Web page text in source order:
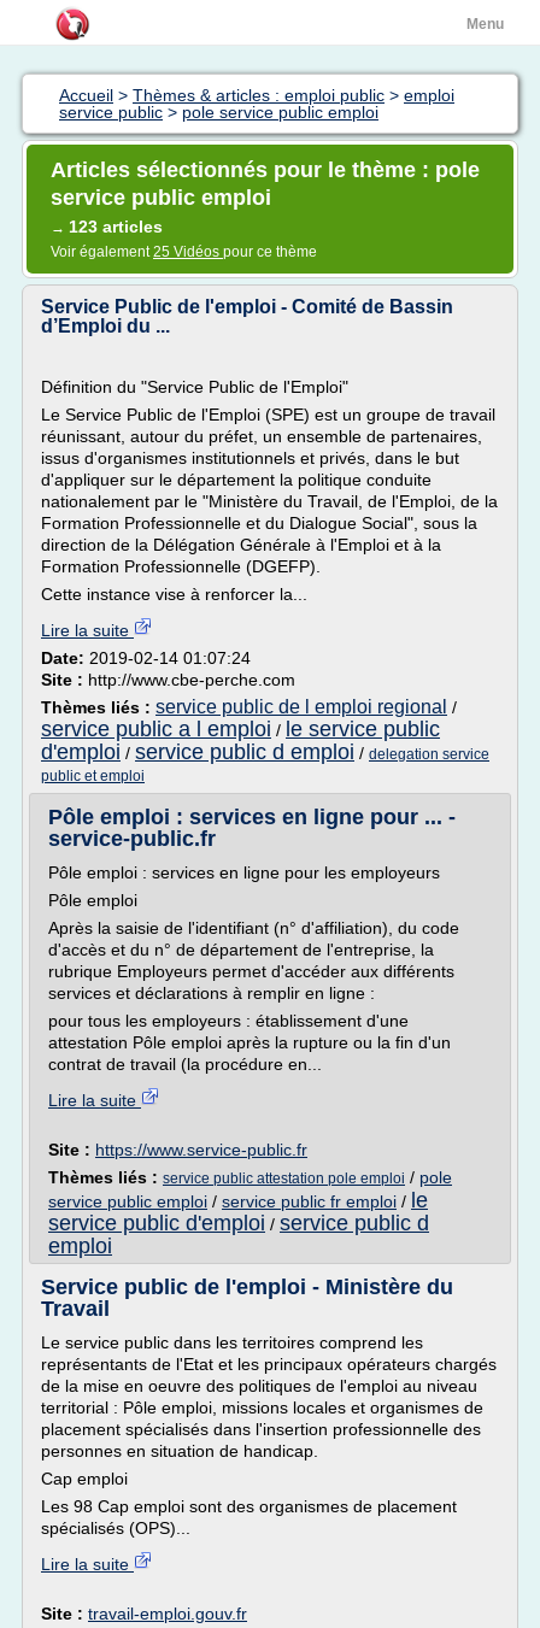
Menu
Accueil > Thèmes & articles : emploi public > emploi
service public > pole service public emploi
Articles sélectionnés pour le thème : pole
service public emploi
→ 123 articles
Voir également25 Vidéos pour ce thème
Service Public de l'emploi - Comité de Bassin
d’Emploi du ...
Définition du "Service Public de l'Emploi"
Le Service Public de l'Emploi (SPE) est un groupe de travail
réunissant, autour du préfet, un ensemble de partenaires,
issus d'organismes institutionnels et privés, dans le but
d'appliquer sur le département la politique conduite
nationalement par le "Ministère du Travail, de l'Emploi, de la
Formation Professionnelle et du Dialogue Social", sous la
direction de la Délégation Générale à l'Emploi et à la
Formation Professionnelle (DGEFP).
Cette instance vise à renforcer la...
Lire la suite
Date: 2019-02-14 01:07:24
Site : http://www.cbe-perche.com
Thèmes liés : service public de l emploi regional /
service public a l emploi / le service public
d'emploi / service public d emploi / delegation service
public et emploi
Pôle emploi : services en ligne pour ... -
service-public.fr
Pôle emploi : services en ligne pour les employeurs
Pôle emploi
Après la saisie de l'identifiant (n° d'affiliation), du code
d'accès et du n° de département de l'entreprise, la
rubrique Employeurs permet d'accéder aux différents
services et déclarations à remplir en ligne :
pour tous les employeurs : établissement d'une
attestation Pôle emploi après la rupture ou la fin d'un
contrat de travail (la procédure en...
Lire la suite
Site : https://www.service-public.fr
Thèmes liés : service public attestation pole emploi / pole
service public emploi / service public fr emploi / le
service public d'emploi / service public d
emploi
Service public de l'emploi - Ministère du
Travail
Le service public dans les territoires comprend les
représentants de l'Etat et les principaux opérateurs chargés
de la mise en oeuvre des politiques de l'emploi au niveau
territorial : Pôle emploi, missions locales et organismes de
placement spécialisés dans l'insertion professionnelle des
personnes en situation de handicap.
Cap emploi
Les 98 Cap emploi sont des organismes de placement
spécialisés (OPS)...
Lire la suite
Site : travail-emploi.gouv.fr